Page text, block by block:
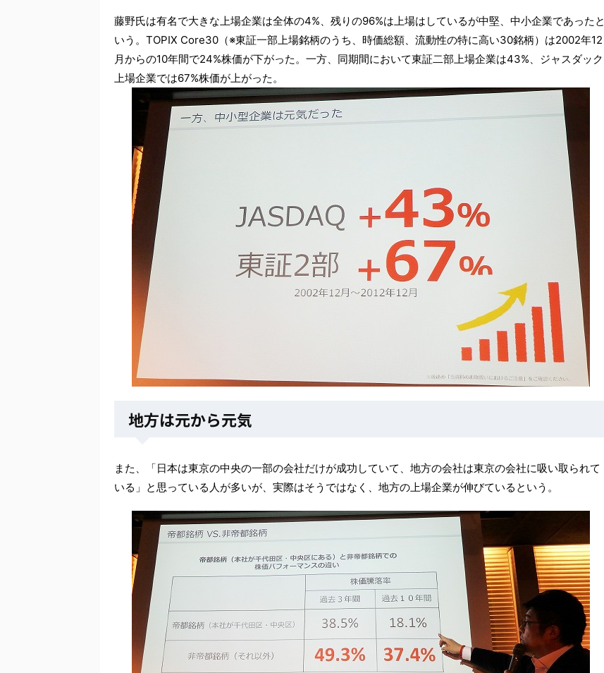
藤野氏は有名で大きな上場企業は全体の4%、残りの96%は上場はしているが中堅、中小企業であったと
いう。TOPIX Core30（※東証一部上場銘柄のうち、時価総額、流動性の特に高い30銘柄）は2002年12
月からの10年間で24%株価が下がった。一方、同期間において東証二部上場企業は43%、ジャスダック
上場企業では67%株価が上がった。
地方は元から元気
また、「日本は東京の中央の一部の会社だけが成功していて、地方の会社は東京の会社に吸い取られて
いる」と思っている人が多いが、実際はそうではなく、地方の上場企業が伸びているという。